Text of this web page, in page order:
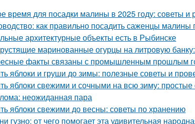
время для посадки малины в 2025 году: советы и
как правильно посадить саженцы малины
архитектурные объекты есть в Рыбинске
маринованные огурцы на литровую
факты связаны с промышленным прошлым
яблоки и груши до зимы: полезные советы и
яблоки свежими и сочными на всю зиму: простые
неожиданная пара
яблоки свежими до весны: советы по хранению
гузно: от чего помогает эта удивительная